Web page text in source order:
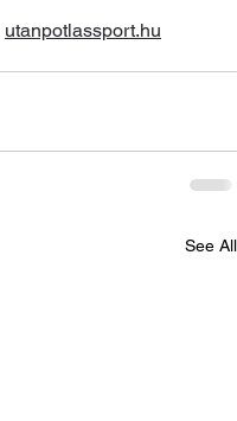
utanpotlassport.hu
See All